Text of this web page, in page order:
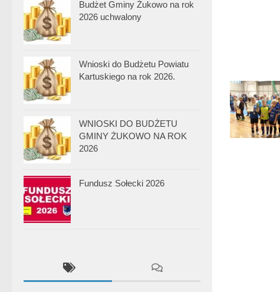
Budżet Gminy Żukowo na rok
2026 uchwalony
Wnioski do Budżetu Powiatu
Kartuskiego na rok 2026.
WNIOSKI DO BUDŻETU
GMINY ŻUKOWO NA ROK
2026
Fundusz Sołecki 2026